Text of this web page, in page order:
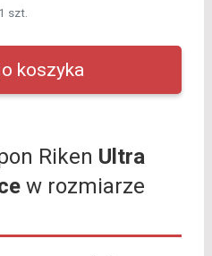
szt.
Riken Ultra
w rozmiarze